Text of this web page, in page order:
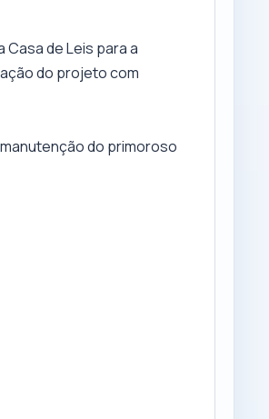
de Leis para a
do projeto com
do primoroso